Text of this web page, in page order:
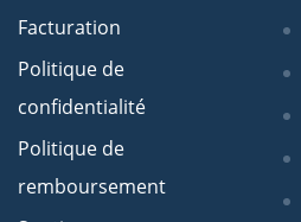
Facturation
Politique de
confidentialité
Politique de
remboursement